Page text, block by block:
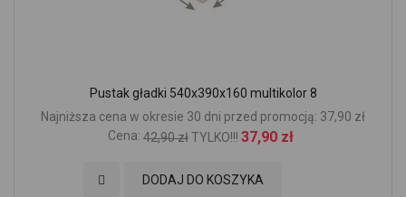
Pustak gładki 540x390x160 multikolor 8
Najniższa cena w okresie 30 dni przed promocją: 37,90 zł
Cena: 42,90 złTYLKO!!! 37,90 zł
DODAJ DO KOSZYKA
Dodaj do Ulubionych